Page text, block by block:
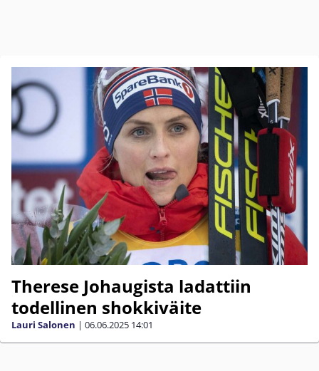
Therese Johaugista ladattiin
todellinen shokkiväite
Lauri Salonen | 06.06.2025 14:01